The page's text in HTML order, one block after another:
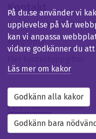
Kontakt
Telefon (vx): 023-77 80 00
Hjälpsidor
ExternwebbBibliotek
Studentwebb
På du.se använder vi
upplevelse på vår
kan vi anpassa
vidare godkänner du
Läs mer om kakor
Godkänn alla kakor
Godkänn bara